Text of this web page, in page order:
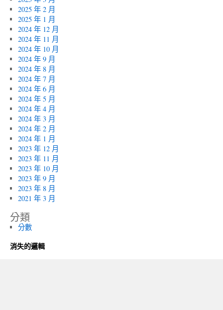
2025 年 2 月
2025 年 1 月
2024 年 12 月
2024 年 11 月
2024 年 10 月
2024 年 9 月
2024 年 8 月
2024 年 7 月
2024 年 6 月
2024 年 5 月
2024 年 4 月
2024 年 3 月
2024 年 2 月
2024 年 1 月
2023 年 12 月
2023 年 11 月
2023 年 10 月
2023 年 9 月
2023 年 8 月
2021 年 3 月
分類
分數
消失的邏輯